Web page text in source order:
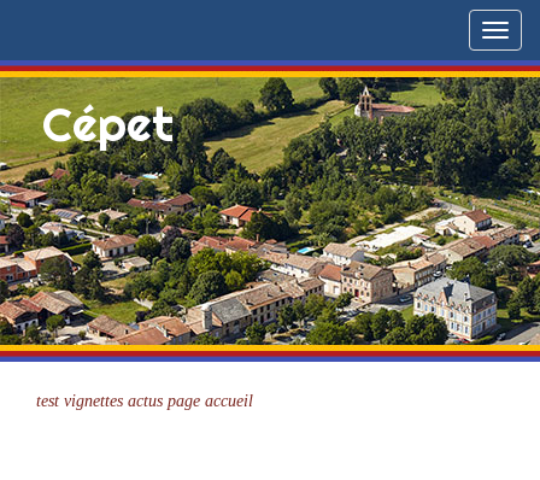
Menu
Cépet
Site officiel
test vignettes actus page accueil